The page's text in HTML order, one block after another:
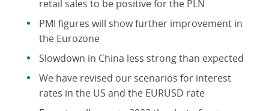
retail sales to be positive for the PLN
PMI figures will show further improvement in
the Eurozone
Slowdown in China less strong than expected
We have revised our scenarios for interest
rates in the US and the EURUSD rate